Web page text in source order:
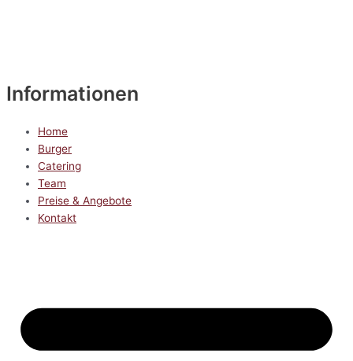
Informationen
Home
Burger
Catering
Team
Preise & Angebote
Kontakt